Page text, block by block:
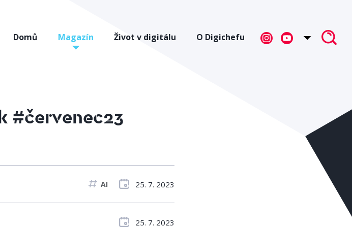
Domů Magazín Život v digitálu O Digichefu
#červenec23
AI 25. 7. 2023
25. 7. 2023